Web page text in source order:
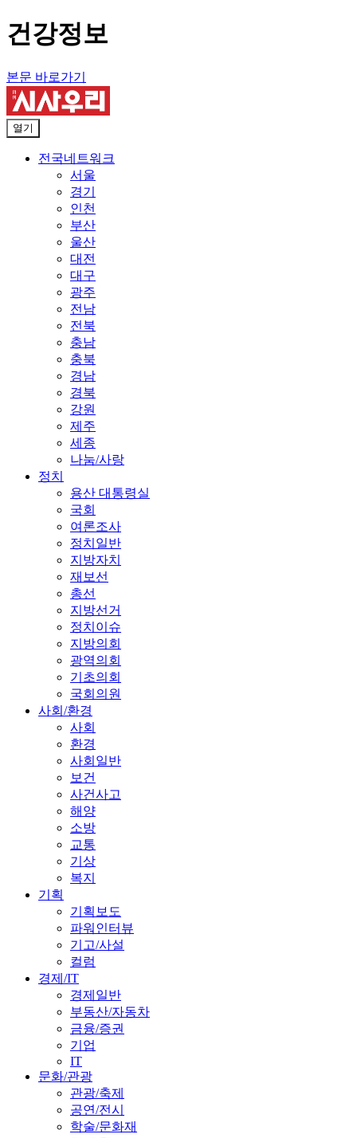
건강정보
본문 바로가기
열기
전국네트워크
서울
경기
인천
부산
울산
대전
대구
광주
전남
전북
충남
충북
경남
경북
강원
제주
세종
나눔/사랑
정치
용산 대통령실
국회
여론조사
정치일반
지방자치
재보선
총선
지방선거
정치이슈
지방의회
광역의회
기초의회
국회의원
사회/환경
사회
환경
사회일반
보건
사건사고
해양
소방
교통
기상
복지
기획
기획보도
파워인터뷰
기고/사설
컬럼
경제/IT
경제일반
부동산/자동차
금융/증권
기업
IT
문화/관광
관광/축제
공연/전시
학술/문화재